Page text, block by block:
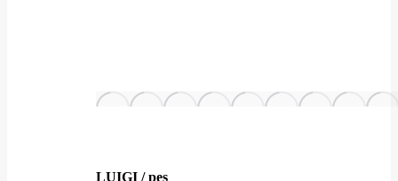
LUIGI / pes